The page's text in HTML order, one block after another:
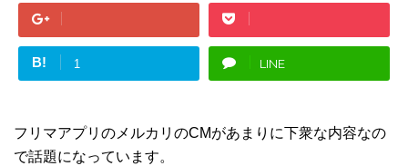
B! 1 LINE
フリマアプリのメルカリのCMがあまりに下衆な内容なの
で話題になっています。